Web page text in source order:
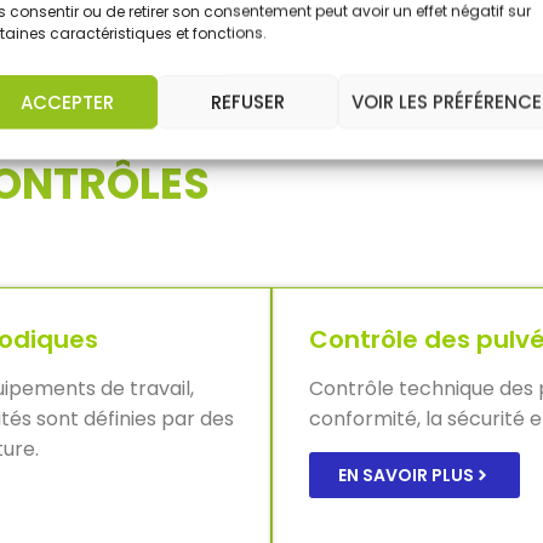
consentir ou de retirer son consentement peut avoir un effet négatif sur
caractéristiques et fonctions.
ACCEPTER REFUSER VOIR LES
EN SAVOIR PLUS
de travail,
sont définies par des
Contrôle des
Contrôle technique des
conformité, la sécurité
EN SAVOIR PLUS